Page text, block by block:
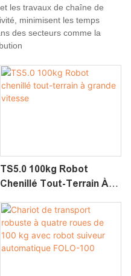
les travaux de chaîne de
minimisent les temps
des secteurs comme la
TS5.0 100kg Robot
Chenillé Tout-Terrain À